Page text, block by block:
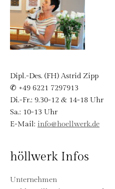
Dipl.-Des. (FH) Astrid Zipp
✆ +49 6221 7297913
Di.-Fr.: 9.30-12 & 14-18 Uhr
Sa.: 10-13 Uhr
E-Mail: info@hoellwerk.de
höllwerk Infos
Unternehmen